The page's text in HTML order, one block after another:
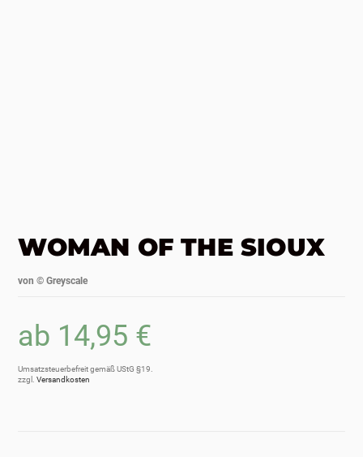
WOMAN OF THE SIOUX
von ©Greyscale
ab 14,95 €
Umsatzsteuerbefreit gemäß UStG §19.
zzgl.Versandkosten